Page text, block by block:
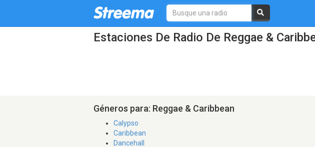
Estaciones De Radio De Reggae &
Géneros para: Reggae & Caribbean
Calypso
Caribbean
Dancehall